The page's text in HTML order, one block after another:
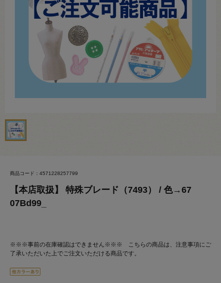
商品コード：4571228257799
【本店取扱】 特殊ブレード（7493） / 色→67
07Bd99_
※※※事前の在庫確認はできません※※※ こちらの商品は、注意事項にご
了承いただいた上でご注文いただける商品です。